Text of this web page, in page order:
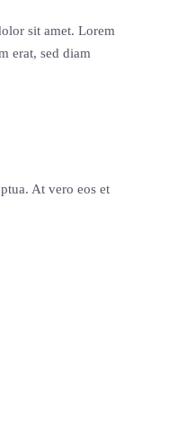
sit amet. Lorem
erat, sed diam
At vero eos et